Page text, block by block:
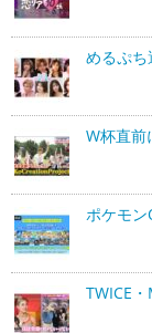
めるぷ
W杯直前
ポケモ
TWICE